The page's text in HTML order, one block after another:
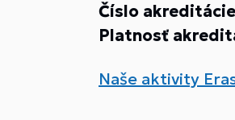
Číslo
Platnosť
Naše aktivity